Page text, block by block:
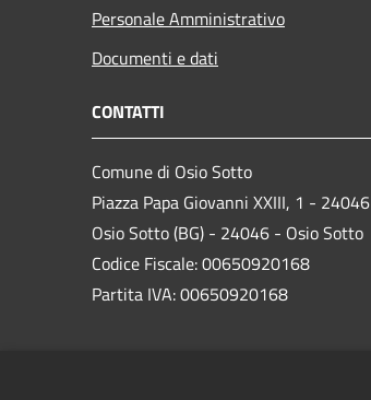
Personale Amministrativo
Documenti e dati
CONTATTI
Comune di Osio Sotto
Piazza Papa Giovanni XXIII, 1 - 24046
Osio Sotto (BG) - 24046 - Osio Sotto
Codice Fiscale: 00650920168
Partita IVA: 00650920168